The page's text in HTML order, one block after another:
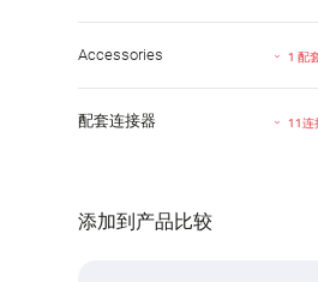
Accessories 1 配
配套连接器 11连
添加到产品比较